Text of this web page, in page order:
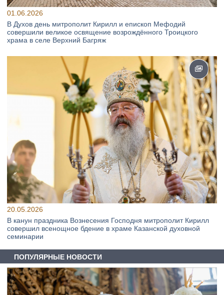
01.06.2026
В Духов день митрополит Кирилл и епископ Мефодий
совершили великое освящение возрождённого Троицкого
храма в селе Верхний Багряж
20.05.2026
В канун праздника Вознесения Господня митрополит Кирилл
совершил всенощное бдение в храме Казанской духовной
семинарии
ПОПУЛЯРНЫЕ НОВОСТИ